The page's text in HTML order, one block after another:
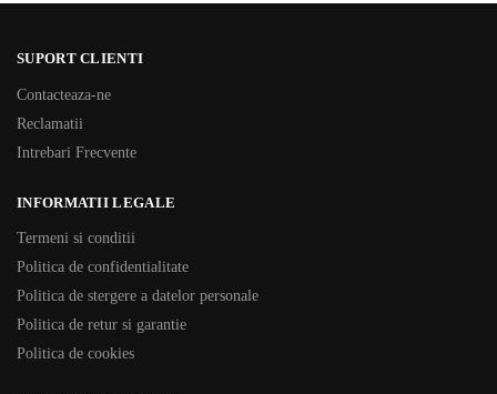
SUPORT CLIENTI
Contacteaza-ne
Reclamatii
Intrebari Frecvente
INFORMATII LEGALE
Termeni si conditii
Politica de confidentialitate
Politica de stergere a datelor personale
Politica de retur si garantie
Politica de cookies